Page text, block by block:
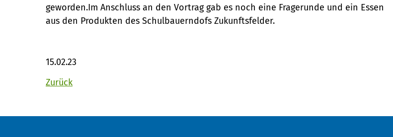
geworden.Im Anschluss an den Vortrag gab es noch eine Fragerunde und ein Essen
aus den Produkten des Schulbauerndofs Zukunftsfelder.
15.02.23
Zurück